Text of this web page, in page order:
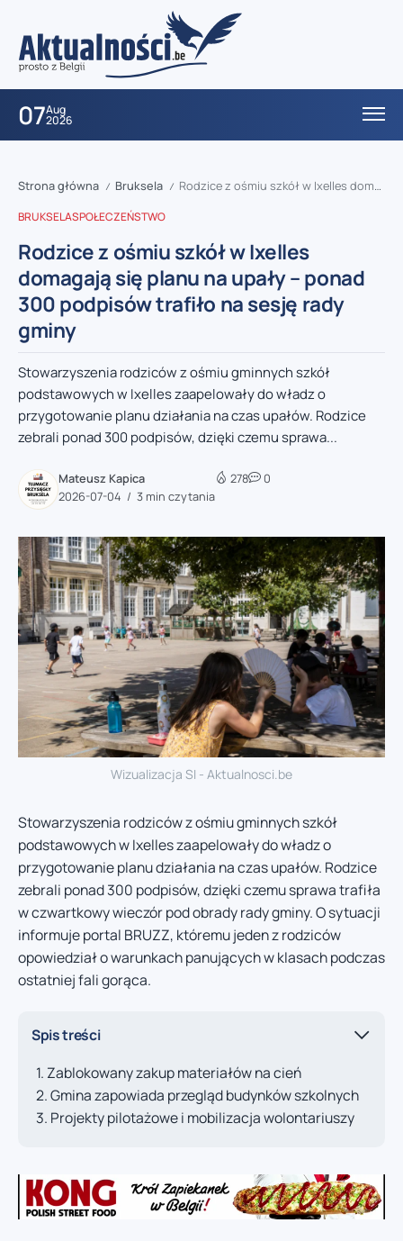
07Aug
2026
Strona główna / Bruksela / Rodzice z ośmiu szkół w Ixelles domagają się planu na upały – ponad 300 podpisów trafiło na sesję rady gminy
BRUKSELASPOŁECZEŃSTWO
Rodzice z ośmiu szkół w Ixelles
domagają się planu na upały – ponad
300 podpisów trafiło na sesję rady
gminy
Stowarzyszenia rodziców z ośmiu gminnych szkół
podstawowych w Ixelles zaapelowały do władz o
przygotowanie planu działania na czas upałów. Rodzice
zebrali ponad 300 podpisów, dzięki czemu sprawa...
Mateusz Kapica
2026-07-04
3 min czytania
278 0
Wizualizacja SI - Aktualnosci.be
Stowarzyszenia rodziców z ośmiu gminnych szkół
podstawowych w Ixelles zaapelowały do władz o
przygotowanie planu działania na czas upałów. Rodzice
zebrali ponad 300 podpisów, dzięki czemu sprawa trafiła
w czwartkowy wieczór pod obrady rady gminy. O sytuacji
informuje portal BRUZZ, któremu jeden z rodziców
opowiedział o warunkach panujących w klasach podczas
ostatniej fali gorąca.
Spis treści
Zablokowany zakup materiałów na cień
Gmina zapowiada przegląd budynków szkolnych
Projekty pilotażowe i mobilizacja wolontariuszy